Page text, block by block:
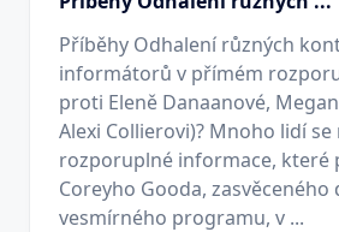
Příběhy Odhalení různých
informátorů v přímém
proti Eleně Danaanové,
Alexi Collierovi)? Mnoho lidí se
rozporuplné informace, které
Coreyho Gooda, zasvěceného
vesmírného programu, v ...